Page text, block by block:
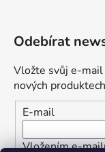
Odebírat
Vložte svůj e-mail
nových
E-mail
Vložením e-